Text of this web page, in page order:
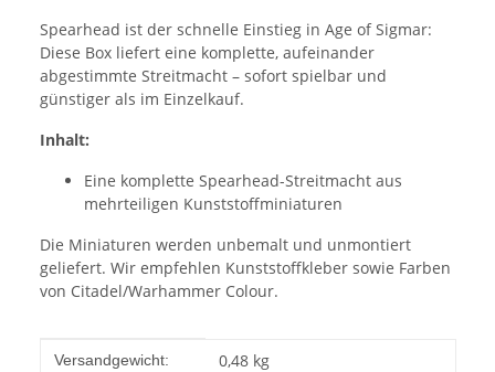
Spearhead ist der schnelle Einstieg in Age of Sigmar:
Diese Box liefert eine komplette, aufeinander
abgestimmte Streitmacht – sofort spielbar und
günstiger als im Einzelkauf.
Inhalt:
Eine komplette Spearhead-Streitmacht aus
mehrteiligen Kunststoffminiaturen
Die Miniaturen werden unbemalt und unmontiert
geliefert. Wir empfehlen Kunststoffkleber sowie Farben
von Citadel/Warhammer Colour.
Produkteigenschaft
Wert
Versandgewicht: 0,48 kg